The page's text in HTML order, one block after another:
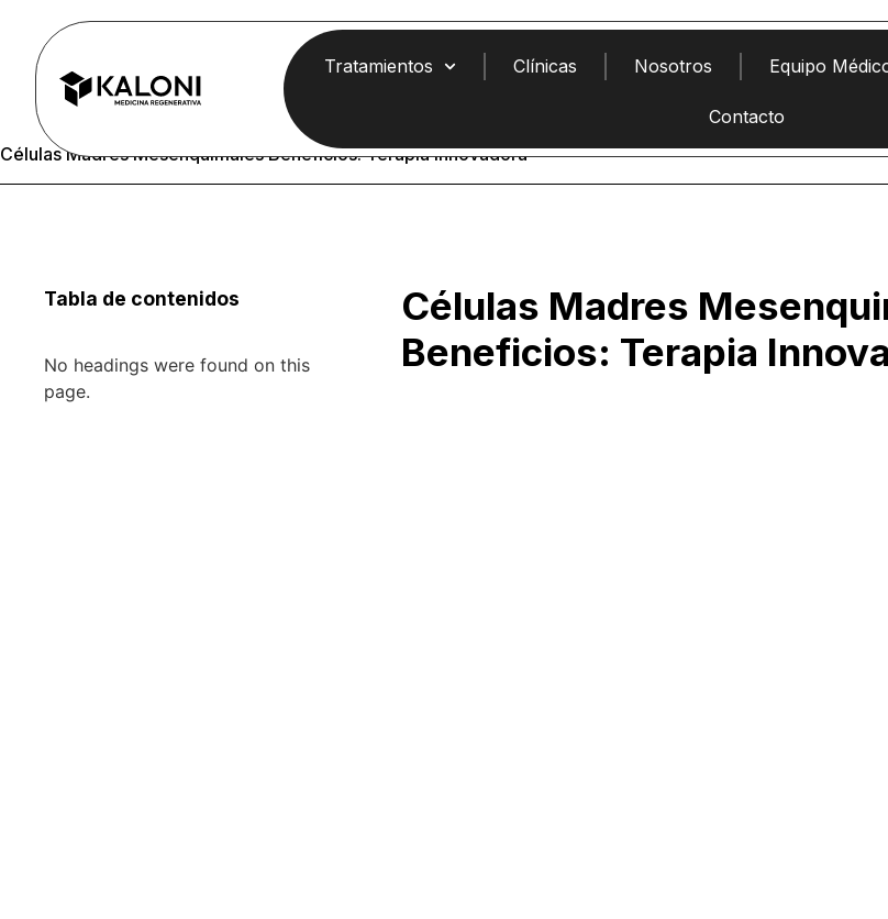
Tratamientos Clínicas Nosotros Equipo
Contacto
Células Madres Mesenquimales Beneficios: Terapia Innovadora
Tabla de contenidos
No headings were found on this
page.
Células Madres
Beneficios: Terapia